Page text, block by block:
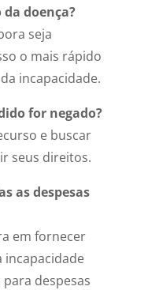
doença?
seja
o mais rápido
incapacidade.
for negado?
e buscar
seus direitos.
as despesas
em fornecer
despesas